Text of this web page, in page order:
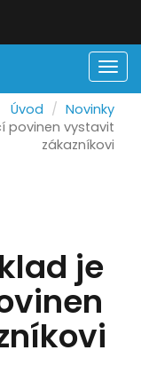
Úvod
Novinky
povinen vystavit
zákazníkovi
je